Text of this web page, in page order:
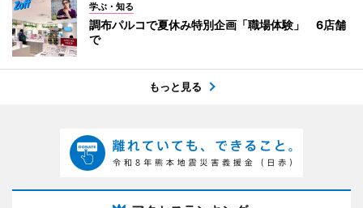
学ぶ・知る
調布パルコで夏休み特別企画「職場体験」 6店舗
で
もっと見る